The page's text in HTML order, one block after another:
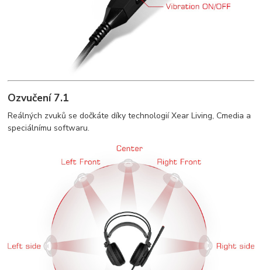
Ozvučení 7.1
Reálných zvuků se dočkáte díky technologií Xear Living, Cmedia a
speciálnímu softwaru.